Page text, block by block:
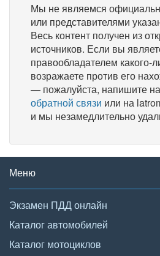
Мы не являемся
или представителями
Весь контент получен из
источников. Если вы
правообладателем какого-
возражаете против его
— пожалуйста, напишите
обратной связи или на
и мы незамедлительно
Меню
Экзамен ПДД онлайн
Каталог автомобилей
Каталог мотоциклов